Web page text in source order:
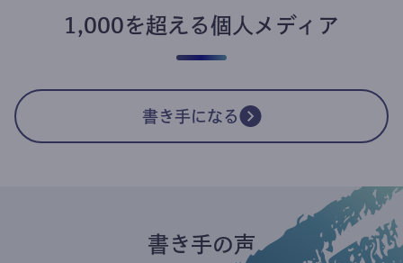
1,000を超える個人メディア
書き手になる
書き手の声